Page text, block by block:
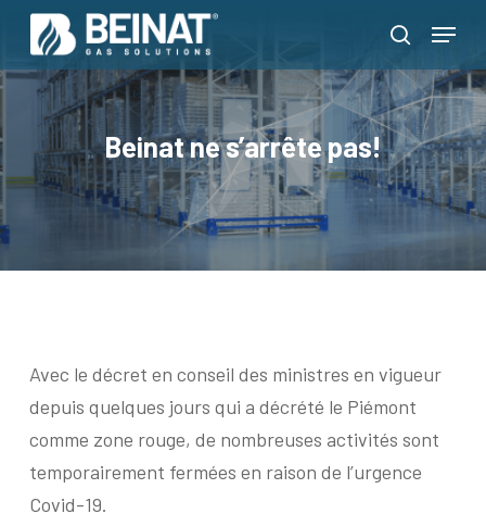
Skip
main
content
search
Menu
Beinat ne s’arrête pas!
Avec le décret en conseil des ministres en vigueur
depuis quelques jours qui a décrété le Piémont
comme zone rouge, de nombreuses activités sont
temporairement fermées en raison de l’urgence
Covid-19.
Close
Menu